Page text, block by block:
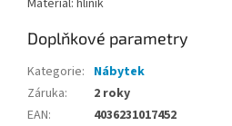
Materiál: hliník
Doplňkové parametry
Kategorie: Nábytek
Záruka:
2 roky
EAN: 4036231017452